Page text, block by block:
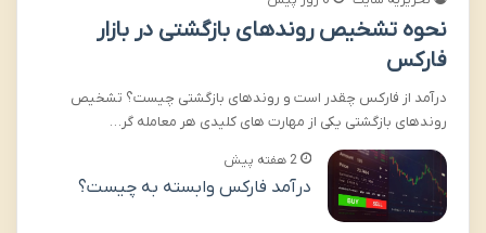
نحوه تشخیص روندهای بازگشتی در بازار
فارکس
درآمد از فارکس چقدر است و روندهای بازگشتی چیست؟ تشخیص
روندهای بازگشتی یکی از مهارت های کلیدی هر معامله گر…
2 هفته پیش
درآمد فارکس وابسته به چیست؟